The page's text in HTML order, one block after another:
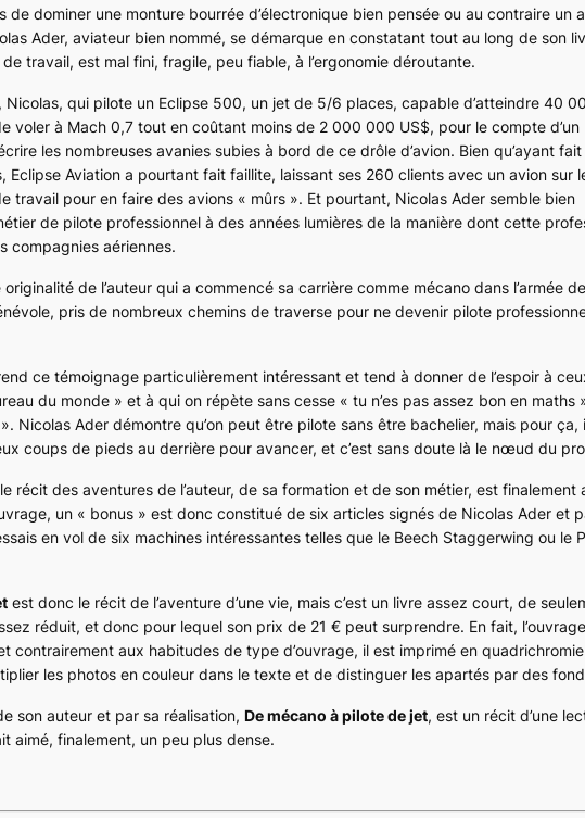
de dominer une monture bourrée d’électronique bien pensée ou au contraire un
Ader, aviateur bien nommé, se démarque en constatant tout au long de son
travail, est mal fini, fragile, peu fiable, à l’ergonomie déroutante.
Nicolas, qui pilote un Eclipse 500, un jet de 5/6 places, capable d’atteindre 40
voler à Mach 0,7 tout en coûtant moins de 2 000 000 US$, pour le compte d’un
les nombreuses avanies subies à bord de ce drôle d’avion. Bien qu’ayant fait
Eclipse Aviation a pourtant fait faillite, laissant ses 260 clients avec un avion sur
travail pour en faire des avions « mûrs ». Et pourtant, Nicolas Ader semble bien
de pilote professionnel à des années lumières de la manière dont cette
compagnies aériennes.
originalité de l’auteur qui a commencé sa carrière comme mécano dans l’armée
pris de nombreux chemins de traverse pour ne devenir pilote
ce témoignage particulièrement intéressant et tend à donner de l’espoir à
du monde » et à qui on répète sans cesse « tu n’es pas assez bon en maths
Nicolas Ader démontre qu’on peut être pilote sans être bachelier, mais pour ça,
coups de pieds au derrière pour avancer, et c’est sans doute là le nœud du
récit des aventures de l’auteur, de sa formation et de son métier, est finalement
un « bonus » est donc constitué de six articles signés de Nicolas Ader et
en vol de six machines intéressantes telles que le Beech Staggerwing ou le
est donc le récit de l’aventure d’une vie, mais c’est un livre assez court, de
réduit, et donc pour lequel son prix de 21 € peut surprendre. En fait,
contrairement aux habitudes de type d’ouvrage, il est imprimé en
les photos en couleur dans le texte et de distinguer les apartés par des
son auteur et par sa réalisation, De mécano à pilote de jet, est un récit d’une
aimé, finalement, un peu plus dense.